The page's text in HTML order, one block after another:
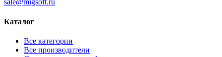
sale@migsoft.ru
Каталог
Все категории
Все производители